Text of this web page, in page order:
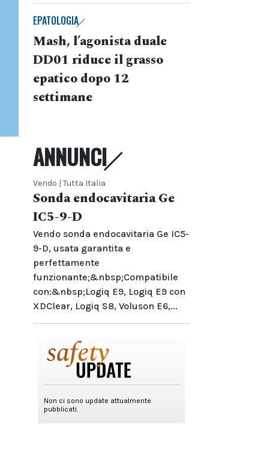
EPATOLOGIA
Mash, l’agonista duale
DD01 riduce il grasso
epatico dopo 12
settimane
ANNUNCI
Vendo | Tutta Italia
Sonda endocavitaria Ge
IC5-9-D
Vendo sonda endocavitaria Ge IC5-
9-D, usata garantita e
perfettamente
funzionante;&nbsp;Compatibile
con:&nbsp;Logiq E9, Logiq E9 con
XDClear, Logiq S8, Voluson E6,...